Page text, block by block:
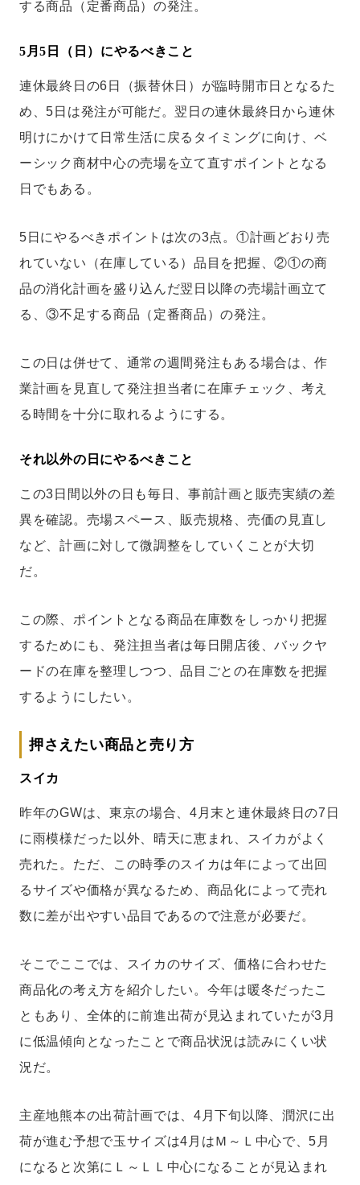
する商品（定番商品）の発注。
5月5日（日）にやるべきこと
連休最終日の6日（振替休日）が臨時開市日となるた
め、5日は発注が可能だ。翌日の連休最終日から連休
明けにかけて日常生活に戻るタイミングに向け、ベ
ーシック商材中心の売場を立て直すポイントとなる
日でもある。
5日にやるべきポイントは次の3点。①計画どおり売
れていない（在庫している）品目を把握、②①の商
品の消化計画を盛り込んだ翌日以降の売場計画立て
る、③不足する商品（定番商品）の発注。
この日は併せて、通常の週間発注もある場合は、作
業計画を見直して発注担当者に在庫チェック、考え
る時間を十分に取れるようにする。
それ以外の日にやるべきこと
この3日間以外の日も毎日、事前計画と販売実績の差
異を確認。売場スペース、販売規格、売価の見直し
など、計画に対して微調整をしていくことが大切
だ。
この際、ポイントとなる商品在庫数をしっかり把握
するためにも、発注担当者は毎日開店後、バックヤ
ードの在庫を整理しつつ、品目ごとの在庫数を把握
するようにしたい。
押さえたい商品と売り方
スイカ
昨年のGWは、東京の場合、4月末と連休最終日の7日
に雨模様だった以外、晴天に恵まれ、スイカがよく
売れた。ただ、この時季のスイカは年によって出回
るサイズや価格が異なるため、商品化によって売れ
数に差が出やすい品目であるので注意が必要だ。
そこでここでは、スイカのサイズ、価格に合わせた
商品化の考え方を紹介したい。今年は暖冬だったこ
ともあり、全体的に前進出荷が見込まれていたが3月
に低温傾向となったことで商品状況は読みにくい状
況だ。
主産地熊本の出荷計画では、4月下旬以降、潤沢に出
荷が進む予想で玉サイズは4月はＭ～Ｌ中心で、5月
になると次第にＬ～ＬＬ中心になることが見込まれ